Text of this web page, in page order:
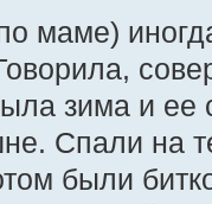
маме)
зима и ее
Спали на
были